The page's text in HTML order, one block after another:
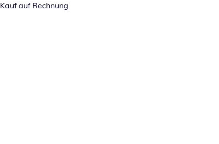
Kauf auf Rechnung